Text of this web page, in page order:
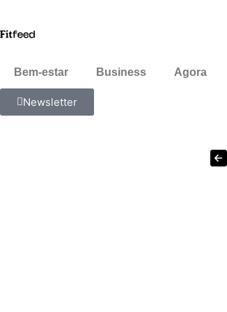
Bem-estar Business Agora
Newsletter